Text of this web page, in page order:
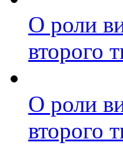
О роли
второго
О роли
второго